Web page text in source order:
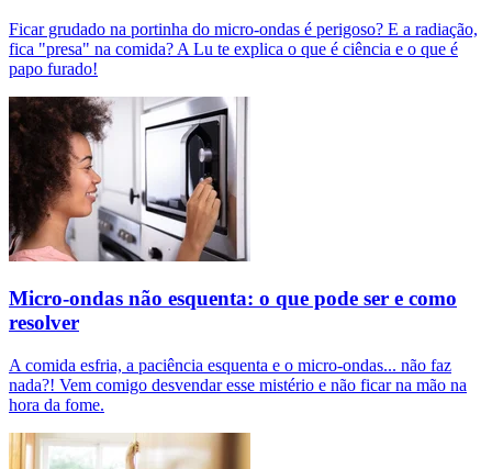
Ficar grudado na portinha do micro-ondas é perigoso? E a radiação,
fica "presa" na comida? A Lu te explica o que é ciência e o que é
papo furado!
Micro-ondas não esquenta: o que pode ser e como
resolver
A comida esfria, a paciência esquenta e o micro-ondas... não faz
nada?! Vem comigo desvendar esse mistério e não ficar na mão na
hora da fome.